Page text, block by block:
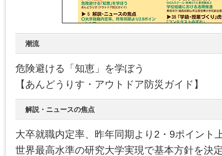
潮流
危険避ける「知恵」を学ぼう
【あんどうりす・アウトドア防災ガイド】
解説・ニュースの焦点
大卒就職内定率、昨年同期より2・9ポイント
世界最高水準の研究大学実現で基本方針を決